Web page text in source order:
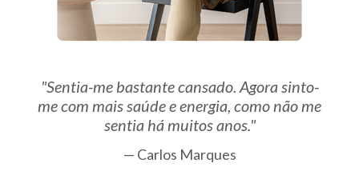
"Sentia-me bastante cansado. Agora sinto-
me com mais saúde e energia, como não me
sentia há muitos anos."
— Carlos Marques